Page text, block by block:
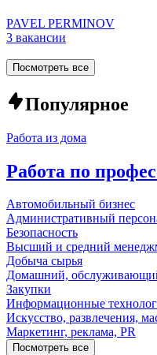
PAVEL PERMINOV
3 вакансии
Посмотреть все
Популярное
Работа из дома
Работа по
Автомобильный бизнес
Административный
Безопасность
Высший и средний
Добыча сырья
Домашний,
Закупки
Информационные
Искусство, развлечения,
Маркетинг, реклама, PR
Посмотреть все